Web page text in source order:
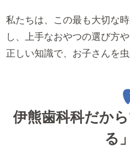
私たちは、この最も大切な
し、上手なおやつの選び方
正しい知識で、お子さんを
伊熊歯科科だか
る